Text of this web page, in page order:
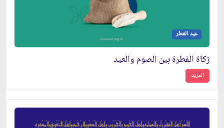
عيد الفطر
زكاة الفطرة بين الصوم والعيد
المزيد